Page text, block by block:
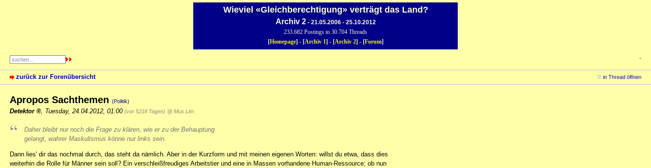
Wieviel «Gleichberechtigung» verträgt das Land?
Archiv 2- 21.05.2006 - 25.10.2012
233.682 Postings in 30.704 Threads
[Homepage] - [Archiv 1] - [Archiv 2] - [Forum]
-
zurück zur Forenübersicht in Thread öffnen
Apropos Sachthemen (Politik)
Detektor Tuesday, 24.04.2012, 01:00 (vor 5218 Tagen) @ Mus Lim
Daher bleibt nur noch die Frage zu klären, wie er zu der Behauptung
gelangt, wahrerMaskulismus könne nur links sein.
Dann lies' dir das nochmal durch, das steht da nämlich. Aber in der Kurzform und mit meinen eigenen Worten: willst du etwa, dass dies
weiterhin die Rolle für Männer sein soll? Ein verschleißfreudiges Arbeitstier und eine in Massen vorhandene Human-Ressource; ob nun